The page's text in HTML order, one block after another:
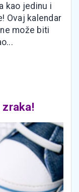
kao jedinu i
Ovaj kalendar
može biti